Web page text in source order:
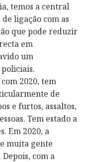
temos a central
ligação com as
que pode reduzir
em
um
2020, tem
de
e furtos, assaltos,
Tem estado a
Em 2020, a
muita gente
com a